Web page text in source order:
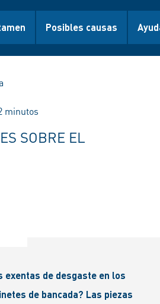
Posibles causas
minutos
SOBRE EL
exentas de desgaste en los
de bancada? Las piezas